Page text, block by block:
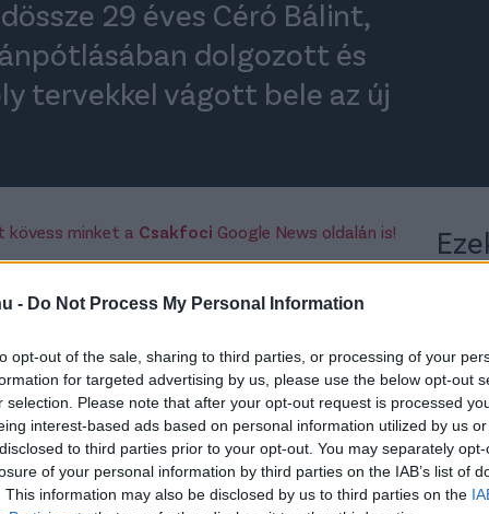
- Do Not Process My Personal Information
opt-out of the sale, sharing to third parties, or processing of your
for targeted advertising by us, please use the below opt-out
selection. Please note that after your opt-out request is processed
interest-based ads based on personal information utilized by us
to third parties prior to your opt-out. You may separately
of your personal information by third parties on the IAB’s list of
This information may also be disclosed by us to third parties on the
29 éves Céró Bálint,
dolgozott és
tervekkel vágott bele az új
kövess minket a Csakfoci Google News oldalán is!
de természetesen büszke vagyok rá, hogy
tudom, az első három osztályban én
tapasztalat van mögöttem. Úgy terveztem,
III-as edző lenni, ez egy kicsit előbb
egy vereség a mérleged a csapat élén